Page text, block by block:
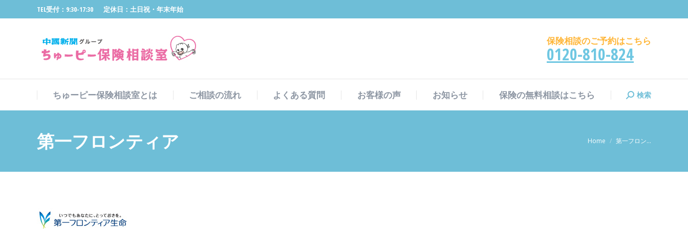
TEL受付：9:30-17:30 定休日：土日祝・年末年始
保険相談のご予約はこちら
0120-810-824
ちゅーピー保険相談室とは ご相談の流れ よくある質問 お客様の声 お知らせ 保険の無料相談はこちら
検 検索
第一フロンティア 現在地:
Home 第一フロン…
ちゅーピー保険相談室とは ご相談の流れ よくある質問 お客様の声 お知らせ 保険の無料相談はこちら
検